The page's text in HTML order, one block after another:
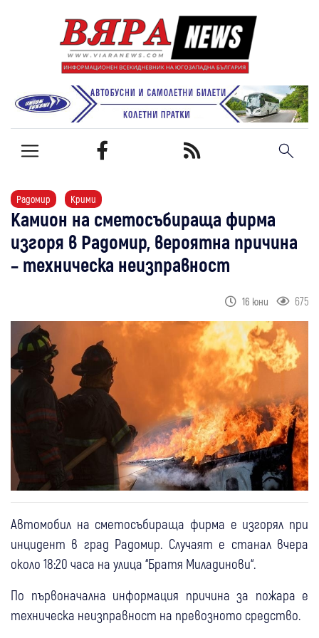
Радомир Крими
Камион на сметосъбираща фирма
изгоря в Радомир, вероятна причина
– техническа неизправност
16 юни 675
Автомобил на сметосъбираща фирма е изгорял при
инцидент в град Радомир. Случаят е станал вчера
около 18:20 часа на улица “Братя Миладинови“.
По първоначална информация причина за пожара е
техническа неизправност на превозното средство.